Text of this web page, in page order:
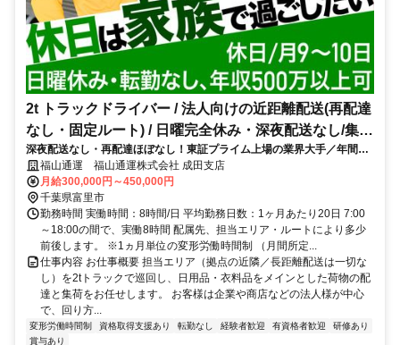
2t トラックドライバー / 法人向けの近距離配送(再配達
なし・固定ルート) / 日曜完全休み・深夜配送なし/集配
ﾄﾞﾗｲﾊﾞｰ2t(正社員)
深夜配送なし・再配達ほぼなし！東証プライム上場の業界大手／年間休
日110日
福山通運 福山通運株式会社 成田支店
月給300,000円～450,000円
千葉県富里市
勤務時間 実働時間：8時間/日 平均勤務日数：1ヶ月あたり20日 7:00
～18:00の間で、実働8時間 配属先、担当エリア・ルートにより多少
前後します。 ※1ヵ月単位の変形労働時間制 （月間所定...
仕事内容 お仕事概要 担当エリア（拠点の近隣／長距離配送は一切な
し）を2tトラックで巡回し、日用品・衣料品をメインとした荷物の配
達と集荷をお任せします。 お客様は企業や商店などの法人様が中心
で、回り方...
変形労働時間制 資格取得支援あり 転勤なし 経験者歓迎 有資格者歓迎
研修あり
賞与あり